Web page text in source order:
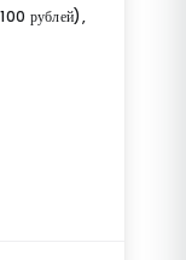
рублей),